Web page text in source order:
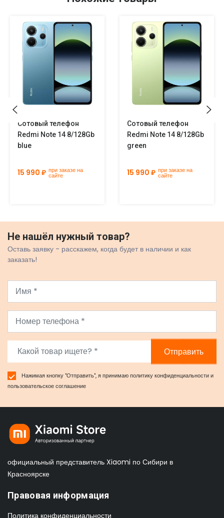
Сотовый телефон
Redmi Note 14 8/128Gb
blue
15 990 ₽ при заказе на
сайте
Сотовый телефон
Redmi Note 14 8/128Gb
green
15 990 ₽ при заказе на
сайте
Не нашёл нужный товар?
Оставь заявку - расскажем, когда будет в наличии и как
заказать!
Отправить
Нажимая кнопку "Отправить", я принимаюполитику конфиденциальностии
пользовательское соглашение
официальный представитель Xiaomi по Сибири в
Красноярске
Правовая информация
Политика конфиденциальности